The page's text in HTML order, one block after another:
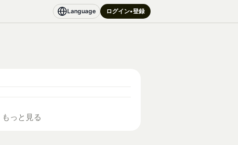
Language ログイン•登録
もっと見る